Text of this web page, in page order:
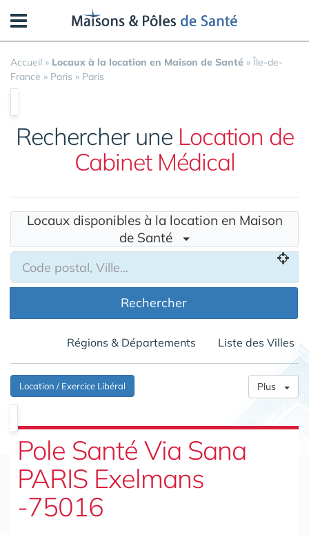
Accueil » Locaux à la location en Maison de Santé » Île-de-
France » Paris » Paris
Rechercher une Location de
Cabinet Médical
Locaux disponibles à la location en Maison
de Santé
Rechercher
Régions & Départements Liste des Villes
Location / Exercice Libéral Plus
Pole Santé Via Sana
PARIS Exelmans
-75016
Panneau de gestion des cookies